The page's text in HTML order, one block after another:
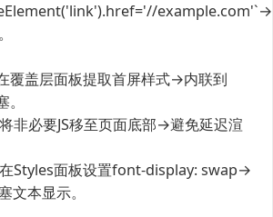
example.com'`→
覆盖层面板提取首屏样式→内联到
非必要JS移至页面底部→避免延迟渲
Styles面板设置font-display: swap→
文本显示。